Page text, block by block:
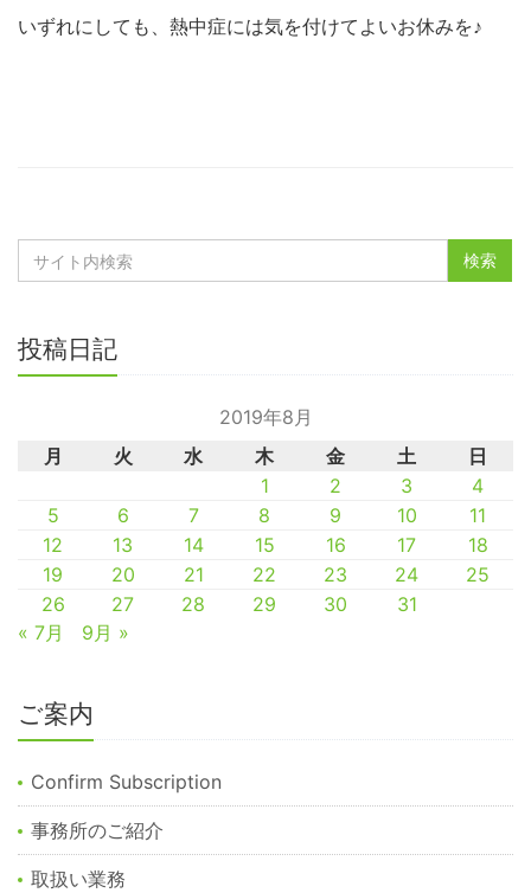
いずれにしても、熱中症には気を付けてよいお休みを♪
投稿日記
2019年8月
月
火 水 木 金 土
日
1
2 3
4
5
6 7 8 9 10
11
12
13 14 15 16 17
18
19
20 21 22 23 24
25
26
27 28 29 30
31
« 7月
9月 »
ご案内
Confirm Subscription
事務所のご紹介
取扱い業務